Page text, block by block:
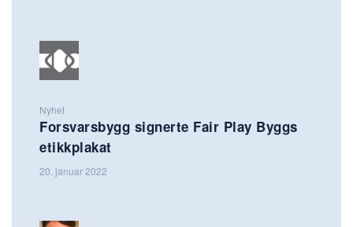
Nyhet
Forsvarsbygg signerte Fair Play Byggs
etikkplakat
20. januar 2022